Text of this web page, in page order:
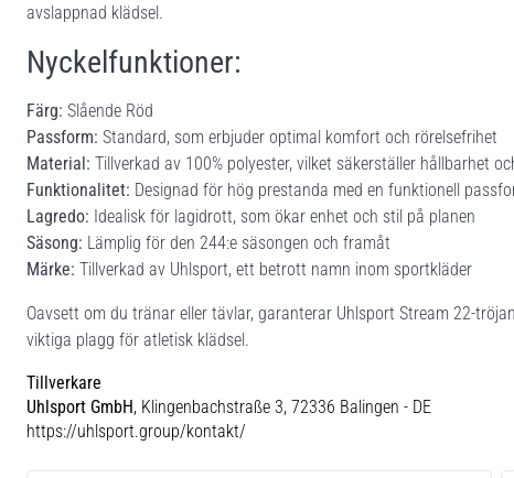
avslappnad klädsel.
Nyckelfunktioner:
Färg: Slående Röd
Passform: Standard, som erbjuder optimal komfort och rörelsefrihet
Material: Tillverkad av 100% polyester, vilket säkerställer hållbarhet
Funktionalitet: Designad för hög prestanda med en funktionell
Lagredo: Idealisk för lagidrott, som ökar enhet och stil på planen
Säsong: Lämplig för den 244:e säsongen och framåt
Märke: Tillverkad av Uhlsport, ett betrott namn inom sportkläder
Oavsett om du tränar eller tävlar, garanterar Uhlsport Stream 22-
viktiga plagg för atletisk klädsel.
Tillverkare
Uhlsport GmbH, Klingenbachstraße 3, 72336 Balingen - DE
https://uhlsport.group/kontakt/